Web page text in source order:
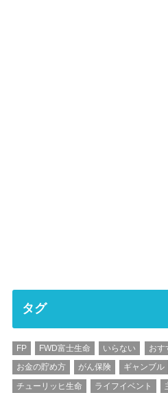
タグ
FP FWD富士生命 いらない おす
お金の貯め方
がん保険 ギャンブル
チューリッヒ生命
ライフイベント